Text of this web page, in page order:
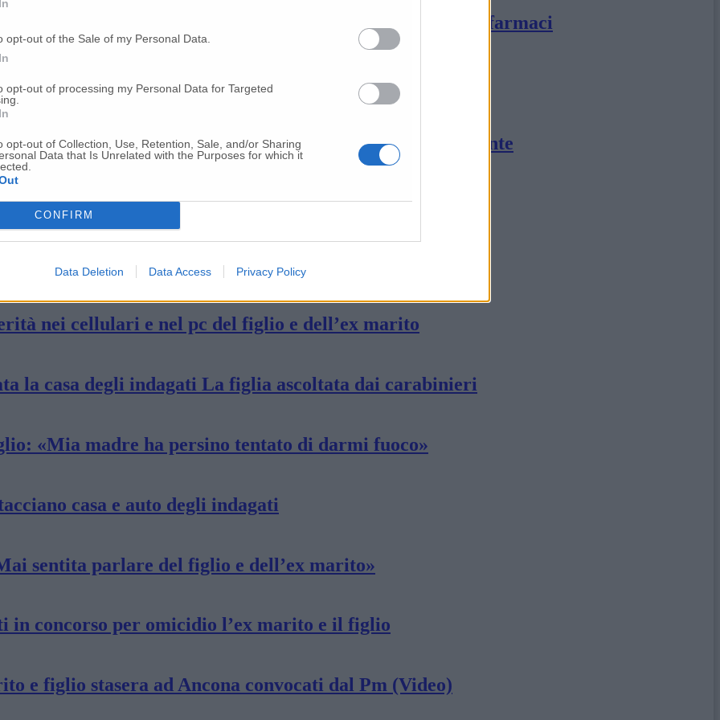
opt-out of the Sale of my Personal Data.
opt-out of processing my Personal Data for Targeted
opt-out of Collection, Use, Retention, Sale, and/or Sharing
Data that Is Unrelated with the Purposes for which it
CONFIRM
Data Deletion Data Access Privacy Policy
è Renata Rapposelli L’ex ricoverato per ingestione farmaci
autopsia per risolvere il mistero di Reny
a Reny. Il figlio Simone è angosciato, il marito non sa niente
donna: volto irriconoscibile
nella casa dei vicini dei Santoleri
nei cellulari e nel pc del figlio e dell’ex marito
la casa degli indagati La figlia ascoltata dai carabinieri
«Mia madre ha persino tentato di darmi fuoco»
casa e auto degli indagati
sentita parlare del figlio e dell’ex marito»
in concorso per omicidio l’ex marito e il figlio
e figlio stasera ad Ancona convocati dal Pm (Video)